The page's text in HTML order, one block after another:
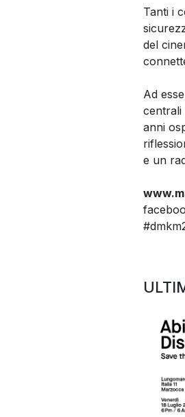
Tanti i
del
Ad
centrali
anni
e un